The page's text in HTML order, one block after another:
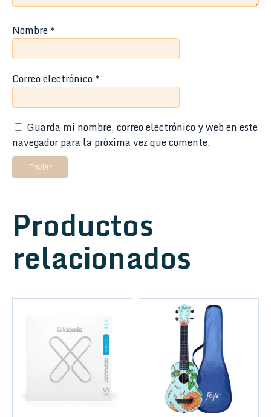
Nombre*
Correo electrónico*
Guarda mi nombre, correo electrónico y web en este
navegador para la próxima vez que comente.
Productos
relacionados